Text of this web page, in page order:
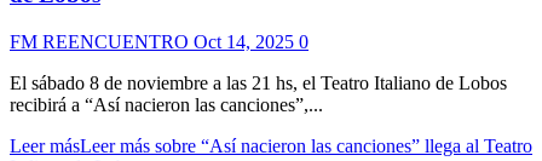
FM REENCUENTRO Oct 14, 2025 0
El sábado 8 de noviembre a las 21 hs, el Teatro Italiano de Lobos
recibirá a “Así nacieron las canciones”,...
Leer másLeer más sobre “Así nacieron las canciones” llega al Teatro